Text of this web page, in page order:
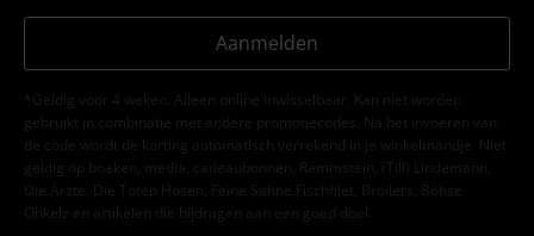
Aanmelden
*Geldig voor 4 weken. Alleen online inwisselbaar. Kan niet worden
gebruikt in combinatie met andere promotiecodes. Na het invoeren van
de code wordt de korting automatisch verrekend in je winkelmandje. Niet
geldig op boeken, media, cadeaubonnen, Rammstein, (Till) Lindemann,
Die Ärzte, Die Toten Hosen, Feine Sahne Fischfilet, Broilers, Böhse
Onkelz en artikelen die bijdragen aan een goed doel.